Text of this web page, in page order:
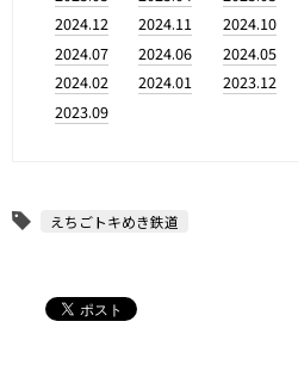
2024.12
2024.11 2024.10
2024.07
2024.06 2024.05
2024.02
2024.01 2023.12
2023.09
えちごトキめき鉄道